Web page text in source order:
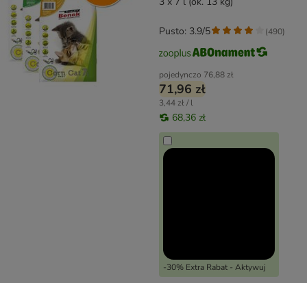
pojedynczo 76,88 zł
71,96 zł
3,44 zł / l
68,36 zł
-30% Extra Rabat - Aktywuj
Pusto: 3.9/5 (490)